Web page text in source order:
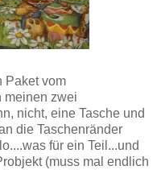
Paket vom
meinen zwei
nicht, eine Tasche und
die Taschenränder
für ein Teil...und
(muss mal endlich